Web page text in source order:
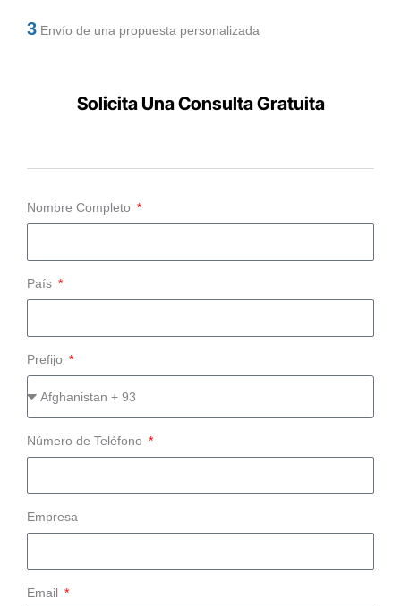
3 Envío de una propuesta personalizada
Solicita Una Consulta Gratuita
Nombre Completo
País
Prefijo
Número de Teléfono
Empresa
Email